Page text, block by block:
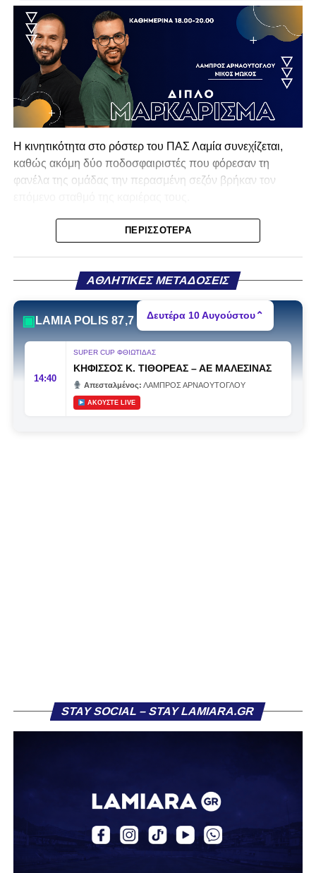
Η κινητικότητα στο ρόστερ του ΠΑΣ Λαμία συνεχίζεται,
καθώς ακόμη δύο ποδοσφαιριστές που φόρεσαν τη
φανέλα της ομάδας την περασμένη σεζόν βρήκαν τον
Ο λόγος για τον Βασίλη Τρούμπουλο και τον Χρυσόστομο
Στάγκο, οι οποίοι θα συνεχίσουν μαζί την ποδοσφαιρική
να ανακοινώνει επίσημα την απόκτησή τους.
Ιδιαίτερο ενδιαφέρον παρουσιάζει η περίπτωση του
Βασίλη Τρούμπουλου, ο οποίος βρέθηκε στο στόχαστρο
αρκετών ομάδων το φετινό καλοκαίρι. Ανάμεσα στους
του ήταν η Κόρινθος και ο Ιωνικός, με την ομάδα της
Κορίνθου να εμφανίζεται για μεγάλο χρονικό διάστημα ως
το φαβορί για την υπογραφή του. Ωστόσο, η εξέλιξη ήταν
επίσης σε Εθνικό και Ζάκυνθο. Ξεκίνησε την καριέρα του
από τα τμήματα υποδομής του ΠΑΣ Λαμία, φτάνοντας
Καλωσορίζουμε τον Βασίλη στην οικογένεια του
επιτυχίες.»
ΠΕΡΙΣΣΌΤΕΡΑ
ΑΘΛΗΤΙΚΕΣ ΜΕΤΑΔΟΣΕΙΣ
▣LAMIA POLIS 87,7 Δευτέρα 10 Αυγούστου⌃
14:40
SUPER CUP ΦΘΙΩΤΙΔΑΣ
ΚΗΦΙΣΣΟΣ Κ. ΤΙΘΟΡΕΑΣ –ΑΕ ΜΑΛΕΣΙΝΑΣ
Απεσταλμένος: ΛΑΜΠΡΟΣ ΑΡΝΑΟΥΤΟΓΛΟΥ
ΑΚΟΥΣΤΕ LIVE
STAY SOCIAL – STAY LAMIARA.GR